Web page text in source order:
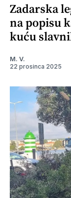
Zadarska
na popisu
kuću
M. V.
22 prosinca 2025